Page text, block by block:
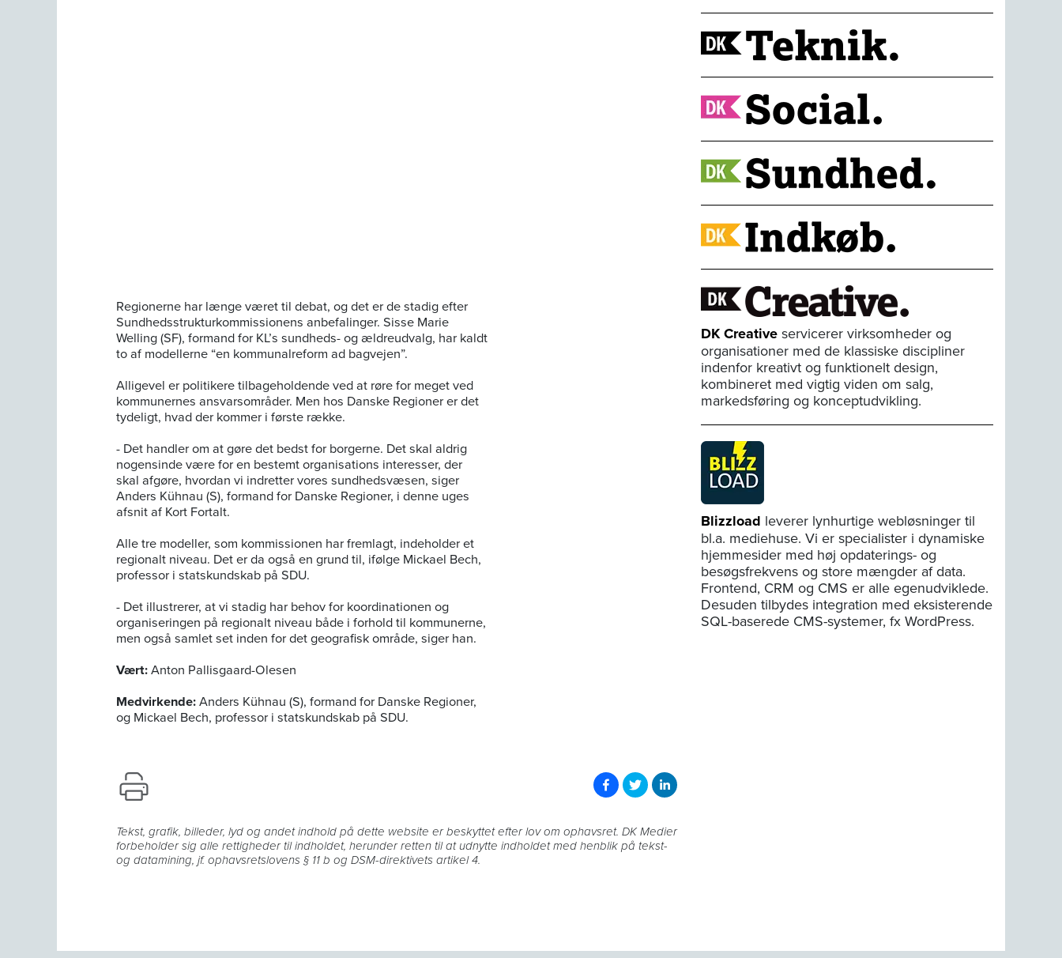
Regionerne har længe været til debat, og det er de stadig efter
Sundhedsstrukturkommissionens anbefalinger. Sisse Marie
Welling (SF), formand for KL’s sundheds- og ældreudvalg, har kaldt
to af modellerne “en kommunalreform ad bagvejen”.
Alligevel er politikere tilbageholdende ved at røre for meget ved
kommunernes ansvarsområder. Men hos Danske Regioner er det
tydeligt, hvad der kommer i første række.
- Det handler om at gøre det bedst for borgerne. Det skal aldrig
nogensinde være for en bestemt organisations interesser, der
skal afgøre, hvordan vi indretter vores sundhedsvæsen, siger
Anders Kühnau (S), formand for Danske Regioner, i denne uges
afsnit af Kort Fortalt.
Alle tre modeller, som kommissionen har fremlagt, indeholder et
regionalt niveau. Det er da også en grund til, ifølge Mickael Bech,
professor i statskundskab på SDU.
- Det illustrerer, at vi stadig har behov for koordinationen og
organiseringen på regionalt niveau både i forhold til kommunerne,
men også samlet set inden for det geografisk område, siger han.
Vært:Anton Pallisgaard-Olesen
Medvirkende:Anders Kühnau (S), formand for Danske Regioner,
og Mickael Bech, professor i statskundskab på SDU.
Tekst, grafik, billeder, lyd og andet indhold på dette website er beskyttet efter lov om ophavsret. DK Medier
forbeholder sig alle rettigheder til indholdet, herunder retten til at udnytte indholdet med henblik på tekst-
og datamining, jf. ophavsretslovens § 11 b og DSM-direktivets artikel 4.
DK Creative servicerer virksomheder og
organisationer med de klassiske discipliner
indenfor kreativt og funktionelt design,
kombineret med vigtig viden om salg,
markedsføring og konceptudvikling.
Blizzload leverer lynhurtige webløsninger til
bl.a. mediehuse. Vi er specialister i dynamiske
hjemmesider med høj opdaterings- og
besøgsfrekvens og store mængder af data.
Frontend, CRM og CMS er alle egenudviklede.
Desuden tilbydes integration med eksisterende
SQL-baserede CMS-systemer, fx WordPress.